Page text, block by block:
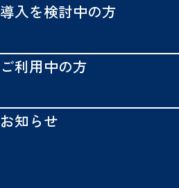
導入を検討中の方
ご利用中の方
お知らせ